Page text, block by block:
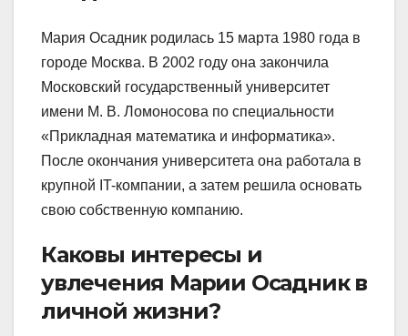
Мария Осадник родилась 15 марта 1980 года в
городе Москва. В 2002 году она закончила
Московский государственный университет
имени М. В. Ломоносова по специальности
«Прикладная математика и информатика».
После окончания университета она работала в
крупной IT-компании, а затем решила основать
свою собственную компанию.
Каковы интересы и
увлечения Марии Осадник в
личной жизни?